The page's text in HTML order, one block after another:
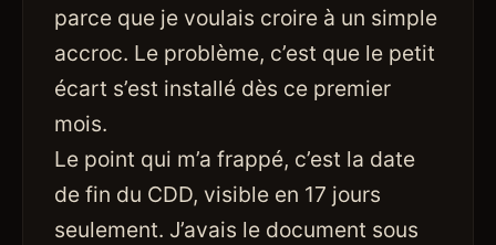
parce que je voulais croire à un simple
accroc. Le problème, c’est que le petit
écart s’est installé dès ce premier
mois.
Le point qui m’a frappé, c’est la date
de fin du CDD, visible en 17 jours
seulement. J’avais le document sous